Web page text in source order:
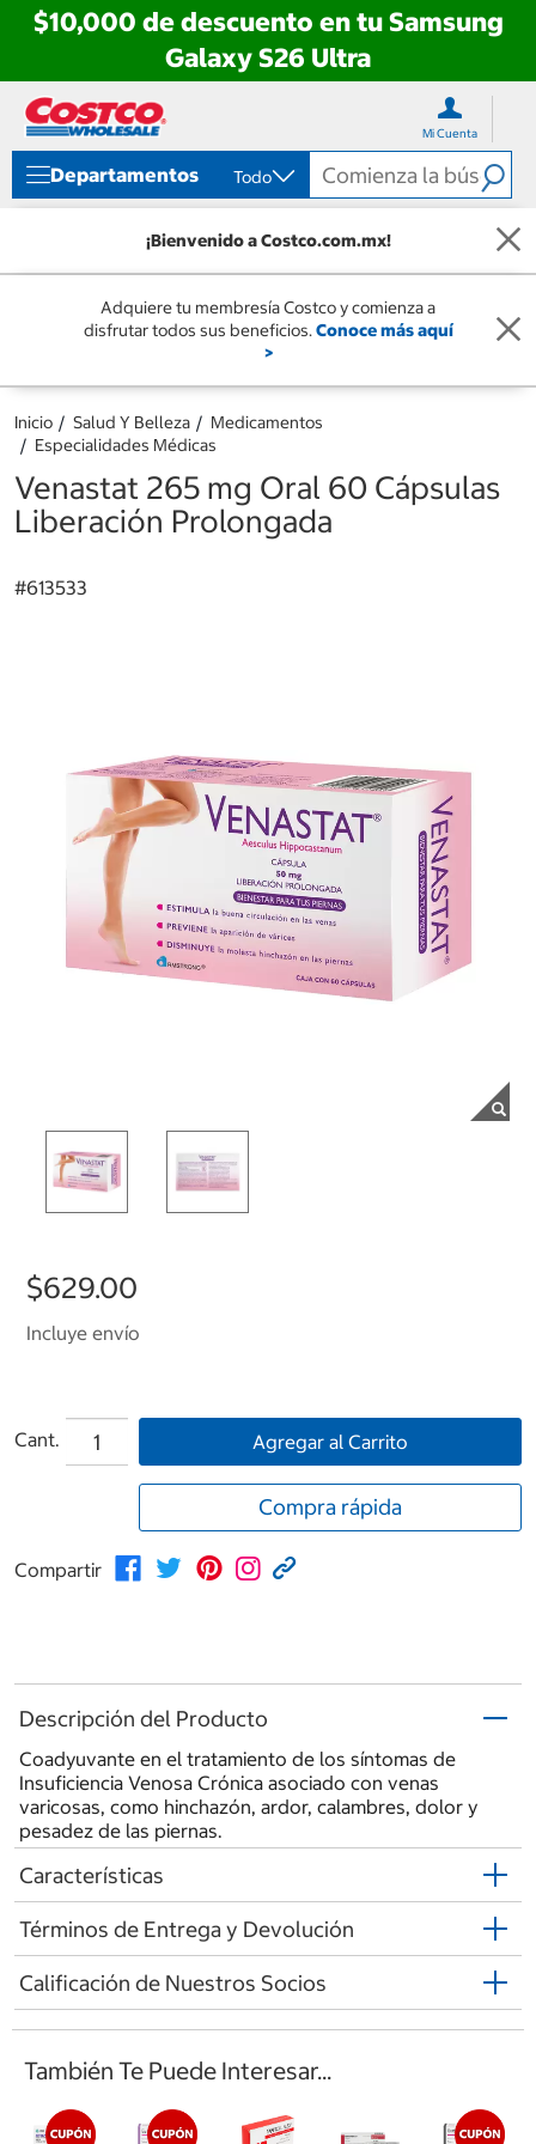
$10,000 de descuento en tu Samsung
Galaxy S26 Ultra
directo
contenido
directo
menú
navegación
Mi Cuenta
Departamentos Todo
¡Bienvenido a Costco.com.mx!
Adquiere tu membresía Costco y comienza a
disfrutar todos sus beneficios.Conoce más aquí
>
Inicio Salud Y Belleza
Medicamentos
Especialidades Médicas
Venastat 265 mg Oral 60 Cápsulas
Liberación Prolongada
#613533
$629.00
Incluye envío
Cant. Agregar al Carrito
Compra rápida
Compartir
Descripción del Producto
Coadyuvante en el tratamiento de los síntomas de
Insuficiencia Venosa Crónica asociado con venas
varicosas, como hinchazón, ardor, calambres, dolor y
pesadez de las piernas.
Características
Términos de Entrega y Devolución
Calificación de Nuestros Socios
También Te Puede Interesar...